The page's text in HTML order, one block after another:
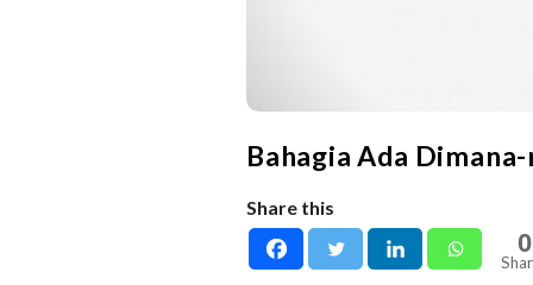
Bahagia Ada
Share this
0